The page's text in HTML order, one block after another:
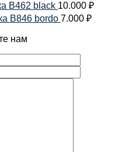
B462 black 10.000 ₽
B846 bordo 7.000 ₽
нам